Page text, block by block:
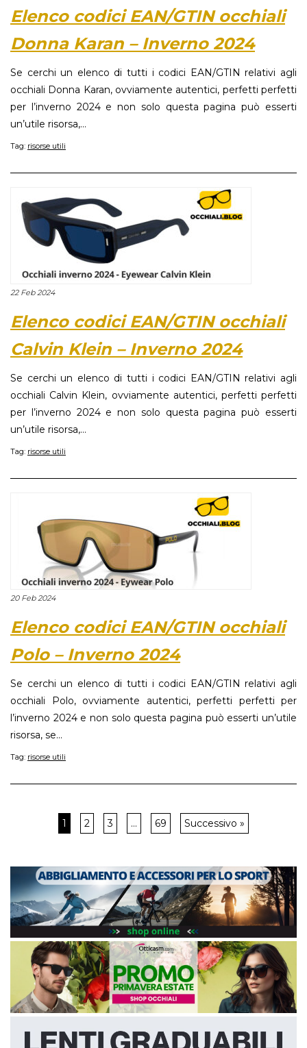
Elenco codici EAN/GTIN occhiali
Donna Karan – Inverno 2024
Se cerchi un elenco di tutti i codici EAN/GTIN relativi agli
occhiali Donna Karan, ovviamente autentici, perfetti perfetti
per l’inverno 2024 e non solo questa pagina può esserti
un’utile risorsa,...
Tag: risorse utili
22 Feb 2024
Elenco codici EAN/GTIN occhiali
Calvin Klein – Inverno 2024
Se cerchi un elenco di tutti i codici EAN/GTIN relativi agli
occhiali Calvin Klein, ovviamente autentici, perfetti perfetti
per l’inverno 2024 e non solo questa pagina può esserti
un’utile risorsa,...
Tag: risorse utili
20 Feb 2024
Elenco codici EAN/GTIN occhiali
Polo – Inverno 2024
Se cerchi un elenco di tutti i codici EAN/GTIN relativi agli
occhiali Polo, ovviamente autentici, perfetti perfetti per
l’inverno 2024 e non solo questa pagina può esserti un’utile
risorsa, se...
Tag: risorse utili
1 2 3 … 69 Successivo »